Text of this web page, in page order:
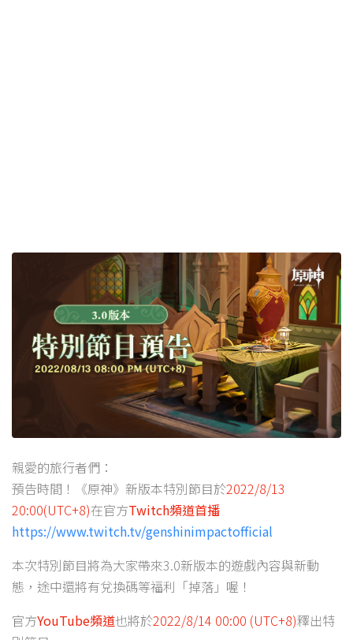
親愛的旅行者們：
預告時間！《原神》新版本特別節目於2022/8/13
20:00(UTC+8)在官方Twitch頻道首播
https://www.twitch.tv/genshinimpactofficial
本次特別節目將為大家帶來3.0新版本的遊戲內容與新動
態，途中還將有兌換碼等福利「掉落」喔！
官方YouTube頻道也將於2022/8/14 00:00 (UTC+8)釋出特